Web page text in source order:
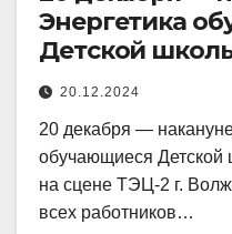
Энергетика
Детской
выступили на
20.12.2024
20 декабря —
обучающиеся Детской
на сцене ТЭЦ-2 г.
всех работников…